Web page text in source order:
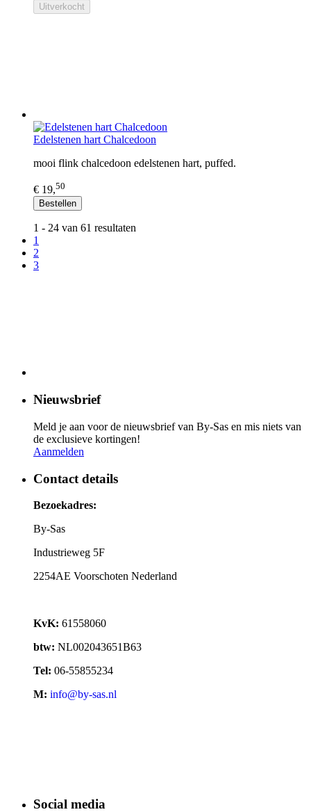
Uitverkocht
Edelstenen hart Chalcedoon
mooi flink chalcedoon edelstenen hart, puffed.
€ 19,50
Bestellen
1 - 24 van 61 resultaten
1
2
3
Nieuwsbrief
Meld je aan voor de nieuwsbrief van By-Sas en mis niets van
de exclusieve kortingen!
Aanmelden
Contact details
Bezoekadres:
By-Sas
Industrieweg 5F
2254AE Voorschoten Nederland
KvK: 61558060
btw: NL002043651B63
Tel: 06-55855234
M: info@by-sas.nl
Social media